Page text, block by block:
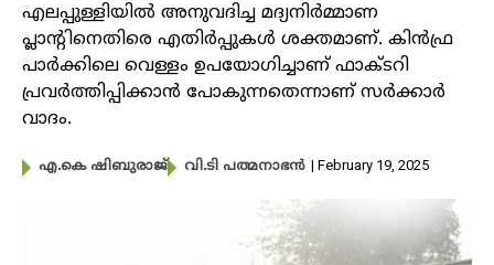
എലപ്പുള്ളിയില്‍ അനുവദിച്ച മദ്യനിർമ്മാണ
പ്ലാന്റിനെതിരെ എതിർപ്പുകൾ ശക്തമാണ്. കിന്‍ഫ്ര
പാര്‍ക്കിലെ വെള്ളം ഉപയോ​ഗിച്ചാണ് ഫാക്ടറി
പ്രവർത്തിപ്പിക്കാൻ പോകുന്നതെന്നാണ് സർക്കാർ
വാദം.
എ.കെ ഷിബുരാജ് വി.ടി പത്മനാഭൻ | February 19, 2025